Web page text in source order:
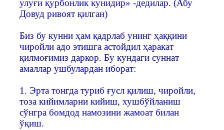
улуғи қурбонлик кунидир» -дедилар. (Абу
Довуд ривоят қилган)
Биз бу кунни ҳам қадрлаб унинг ҳаққини
чиройли адо этишга астойдил ҳаракат
қилмоғимиз даркор. Бу кундаги суннат
амаллар ушбулардан иборат:
1. Эрта тонгда туриб ғусл қилиш, чиройли,
тоза кийимларни кийиш, хушбўйланиш
сўнгра бомдод намозини жамоат билан
ўқиш.